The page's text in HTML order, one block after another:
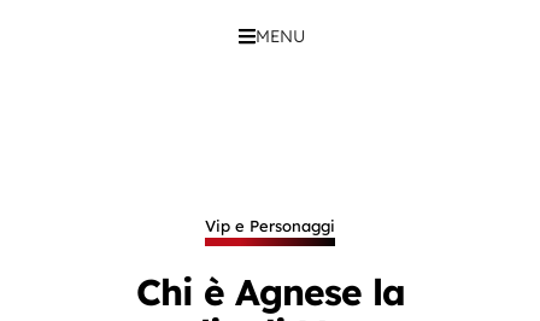
MENU
Vip e Personaggi
Chi è Agnese la